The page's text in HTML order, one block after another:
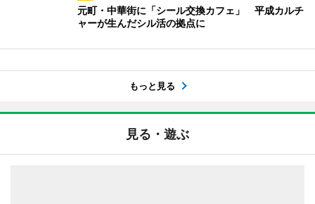
元町・中華街に「シール交換カフェ」 平成カルチ
ャーが生んだシル活の拠点に
もっと見る
見る・遊ぶ